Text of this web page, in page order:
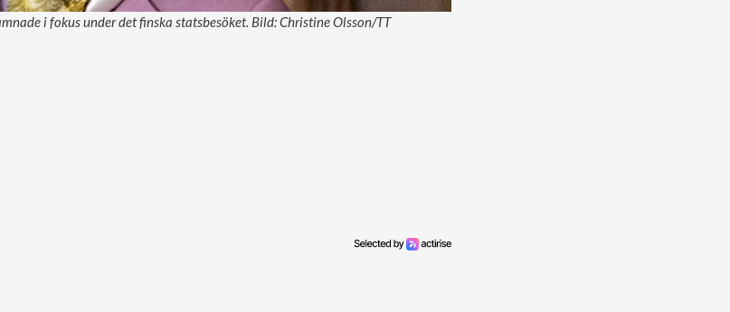
i fokus under det finska statsbesöket. Bild: Christine Olsson/TT